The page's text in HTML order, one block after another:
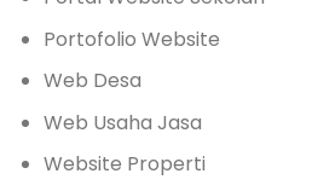
Portofolio Website
Web Desa
Web Usaha Jasa
Website Properti